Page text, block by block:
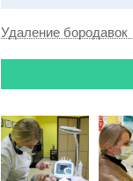
Удаление бородавок